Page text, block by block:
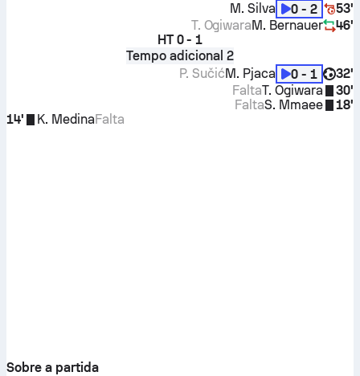
53'
0 - 2
M. Silva
46'
M. Bernauer
T. Ogiwara
HT 0 - 1
Tempo adicional 2
32'
0 - 1
M. Pjaca
P. Sučić
30'
T. Ogiwara
Falta
18'
S. Mmaee
Falta
14'
K. MedinaFalta
Sobre a partida